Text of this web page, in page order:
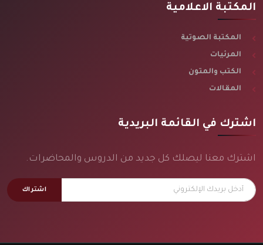
المكتبة الاعلامية
المكتبة الصوتية
المرئيات
الكتب والمتون
المقالات
اشترك في القائمة البريدية
اشترك معنا ليصلك كل جديد من الدروس والمحاضرات.
اشتراك